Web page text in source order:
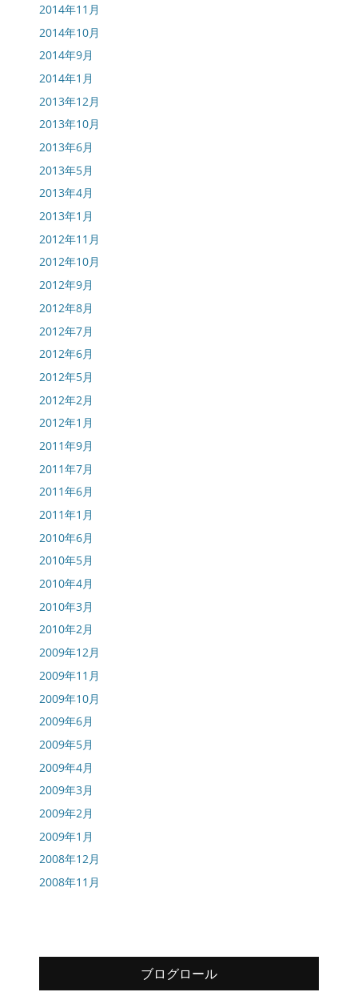
2014年11月
2014年10月
2014年9月
2014年1月
2013年12月
2013年10月
2013年6月
2013年5月
2013年4月
2013年1月
2012年11月
2012年10月
2012年9月
2012年8月
2012年7月
2012年6月
2012年5月
2012年2月
2012年1月
2011年9月
2011年7月
2011年6月
2011年1月
2010年6月
2010年5月
2010年4月
2010年3月
2010年2月
2009年12月
2009年11月
2009年10月
2009年6月
2009年5月
2009年4月
2009年3月
2009年2月
2009年1月
2008年12月
2008年11月
ブログロール